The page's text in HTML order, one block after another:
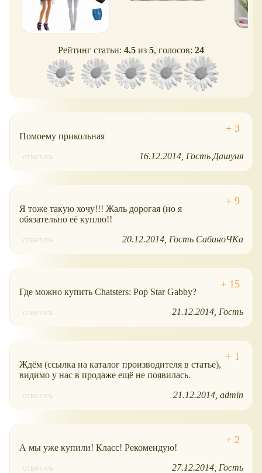
Рейтинг статьи: 4.5 из 5, голосов: 24
Помоему прикольная
ответить 16.12.2014 Гость Дашуня
Я тоже такую хочу!!! Жаль дорогая (но я
обязательно её куплю!!
ответить 20.12.2014 Гость СабиноЧКа
Где можно купить Chatsters: Pop Star Gabby?
ответить 21.12.2014 Гость
Ждём (ссылка на каталог производителя в статье),
видимо у нас в продаже ещё не появилась.
ответить 21.12.2014 admin
А мы уже купили! Класс! Рекомендую!
ответить 27.12.2014 Гость